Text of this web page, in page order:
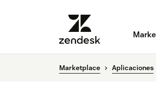
Marketplace Aplicaciones